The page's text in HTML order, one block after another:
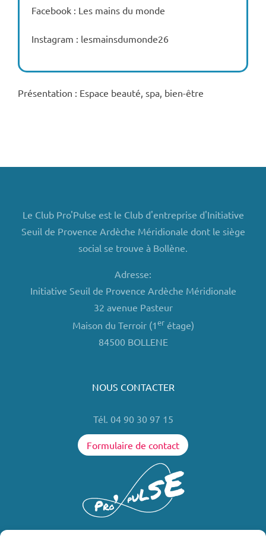
Facebook : Les mains du monde
Instagram : lesmainsdumonde26
Présentation : Espace beauté, spa, bien-être
Le Club Pro'Pulse est le Club d'entreprise d'Initiative
Seuil de Provence Ardèche Méridionale dont le siège
social se trouve à Bollène.
Adresse:
Initiative Seuil de Provence Ardèche Méridionale
32 avenue Pasteur
Maison du Terroir (1erétage)
84500 BOLLENE
NOUS CONTACTER
Tél. 04 90 30 97 15
Formulaire de contact